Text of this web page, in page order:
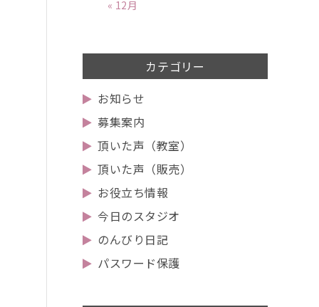
« 12月
カテゴリー
お知らせ
募集案内
頂いた声（教室）
頂いた声（販売）
お役立ち情報
今日のスタジオ
のんびり日記
パスワード保護